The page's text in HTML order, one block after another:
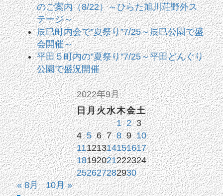
のご案内（8/22）～ひらた旭川荘野外ス
テージ～
辰巳町内会で”夏祭り”7/25～辰巳公園で盛
会開催～
平田５町内の”夏祭り”7/25～平田どんぐり
公園で盛況開催
2022年9月
日月火水木金土
1 2 3
4 5 6 7 8 9 10
11121314151617
18192021222324
252627282930
« 8月
10月 »